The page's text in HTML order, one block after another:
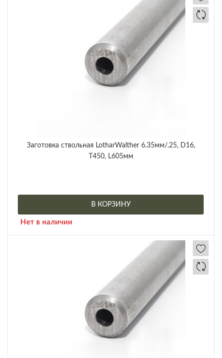
Заготовка ствольная LotharWalther 6.35мм/.25, D16,
Т450, L605мм
В КОРЗИНУ
Нет в наличии